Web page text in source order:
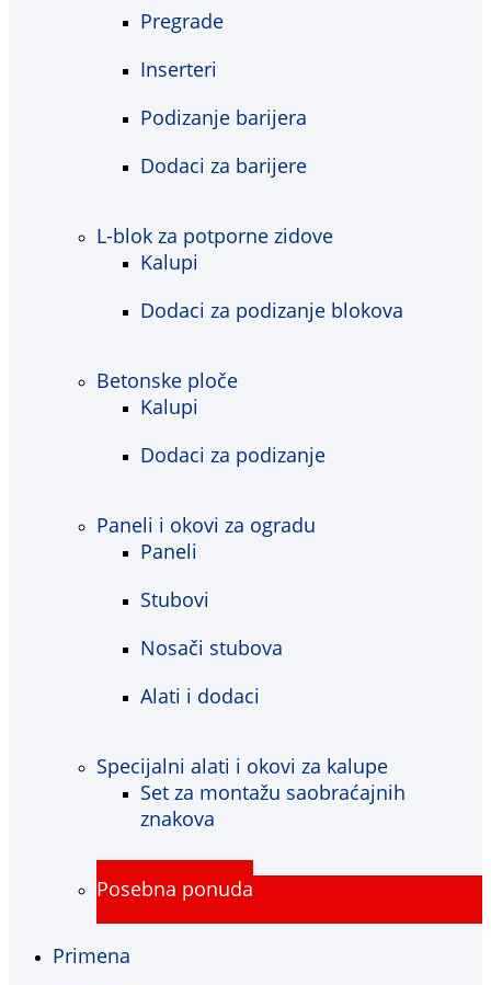
Pregrade
Inserteri
Podizanje barijera
Dodaci za barijere
L-blok za potporne zidove
Kalupi
Dodaci za podizanje blokova
Betonske ploče
Kalupi
Dodaci za podizanje
Paneli i okovi za ogradu
Paneli
Stubovi
Nosači stubova
Alati i dodaci
Specijalni alati i okovi za kalupe
Set za montažu saobraćajnih
znakova
Posebna ponuda
Primena